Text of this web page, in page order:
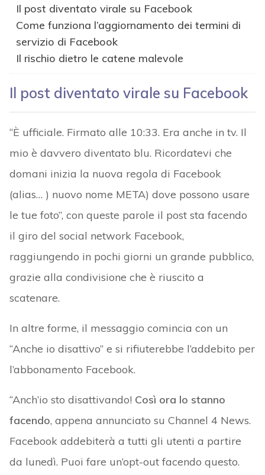
Il post diventato virale su Facebook
Come funziona l’aggiornamento dei termini di
servizio di Facebook
Il rischio dietro le catene malevole
Il post diventato virale su Facebook
“È ufficiale. Firmato alle 10:33. Era anche in tv. Il
mio è davvero diventato blu. Ricordatevi che
domani inizia la nuova regola di Facebook
(alias… ) nuovo nome META) dove possono usare
le tue foto”, con queste parole il post sta facendo
il giro del social network Facebook,
raggiungendo in pochi giorni un grande pubblico,
grazie alla condivisione che è riuscito a
scatenare.
In altre forme, il messaggio comincia con un
“Anche io disattivo” e si rifiuterebbe l’addebito per
l’abbonamento Facebook.
“Anch’io sto disattivando! Così ora lo stanno
facendo, appena annunciato su Channel 4 News.
Facebook addebiterà a tutti gli utenti a partire
da lunedì. Puoi fare un’opt-out facendo questo.